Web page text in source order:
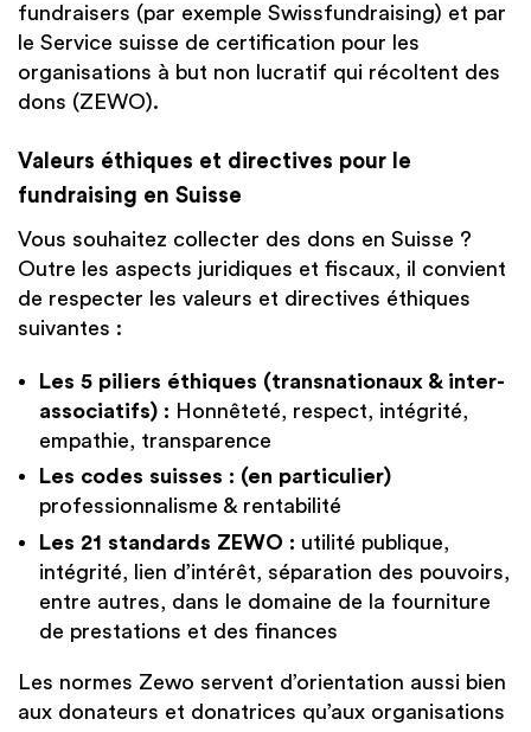
fundraisers (par exemple Swissfundraising) et par
le Service suisse de certification pour les
organisations à but non lucratif qui récoltent des
dons (ZEWO).
Valeurs éthiques et directives pour le
fundraising en Suisse
Vous souhaitez collecter des dons en Suisse ?
Outre les aspects juridiques et fiscaux, il convient
de respecter les valeurs et directives éthiques
suivantes :
Les 5 piliers éthiques (transnationaux & inter-
associatifs) : Honnêteté, respect, intégrité,
empathie, transparence
Les codes suisses : (en particulier)
professionnalisme & rentabilité
Les 21 standards ZEWO : utilité publique,
intégrité, lien d’intérêt, séparation des pouvoirs,
entre autres, dans le domaine de la fourniture
de prestations et des finances
Les normes Zewo servent d’orientation aussi bien
aux donateurs et donatrices qu’aux organisations